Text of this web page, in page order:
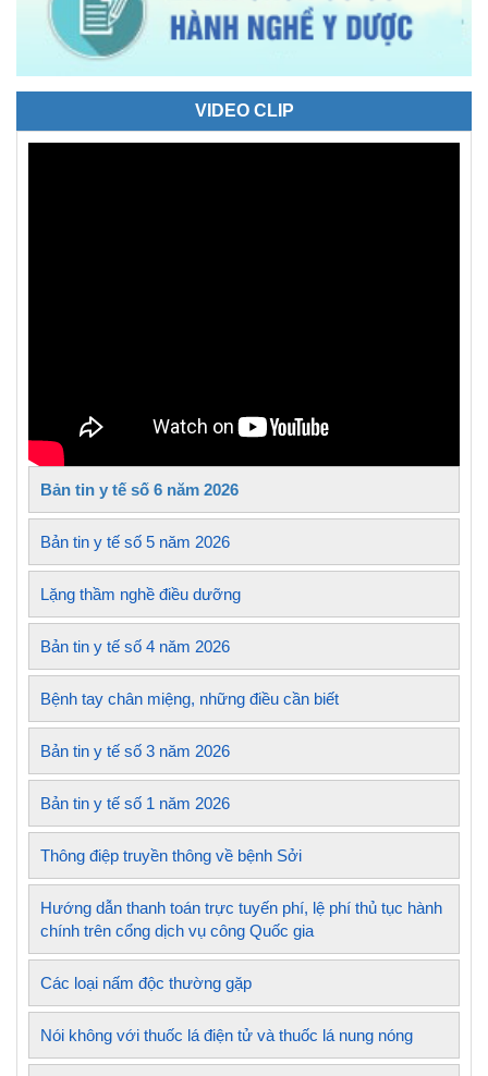
VIDEO CLIP
Bản tin y tế số 6 năm 2026
Bản tin y tế số 5 năm 2026
Lặng thầm nghề điều dưỡng
Bản tin y tế số 4 năm 2026
Bệnh tay chân miệng, những điều cần biết
Bản tin y tế số 3 năm 2026
Bản tin y tế số 1 năm 2026
Thông điệp truyền thông về bệnh Sởi
Hướng dẫn thanh toán trực tuyến phí, lệ phí thủ tục hành
chính trên cổng dịch vụ công Quốc gia
Các loại nấm độc thường gặp
Nói không với thuốc lá điện tử và thuốc lá nung nóng